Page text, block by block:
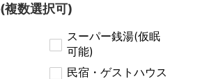
複数選択可)
スーパー銭湯(仮眠
可能)
民宿・ゲストハウス